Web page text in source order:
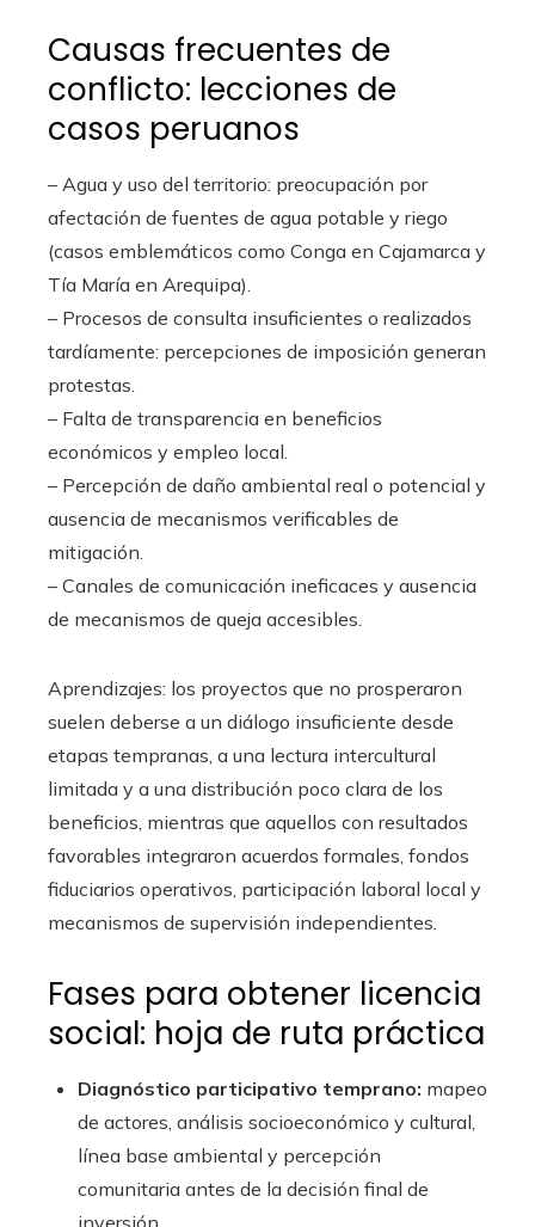
Causas frecuentes de
conflicto: lecciones de
casos peruanos
– Agua y uso del territorio: preocupación por
afectación de fuentes de agua potable y riego
(casos emblemáticos como Conga en Cajamarca y
Tía María en Arequipa).
– Procesos de consulta insuficientes o realizados
tardíamente: percepciones de imposición generan
protestas.
– Falta de transparencia en beneficios
económicos y empleo local.
– Percepción de daño ambiental real o potencial y
ausencia de mecanismos verificables de
mitigación.
– Canales de comunicación ineficaces y ausencia
de mecanismos de queja accesibles.
Aprendizajes: los proyectos que no prosperaron
suelen deberse a un diálogo insuficiente desde
etapas tempranas, a una lectura intercultural
limitada y a una distribución poco clara de los
beneficios, mientras que aquellos con resultados
favorables integraron acuerdos formales, fondos
fiduciarios operativos, participación laboral local y
mecanismos de supervisión independientes.
Fases para obtener licencia
social: hoja de ruta práctica
Diagnóstico participativo temprano: mapeo
de actores, análisis socioeconómico y cultural,
línea base ambiental y percepción
comunitaria antes de la decisión final de
inversión.